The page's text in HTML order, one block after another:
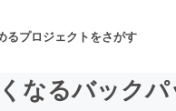
るプロジェクトをさがす
なるバックパ